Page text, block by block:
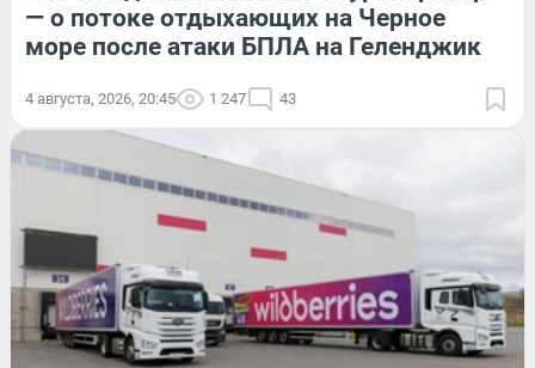
— о потоке отдыхающих на Черное
море после атаки БПЛА на Геленджик
4 августа, 2026, 20:45 1 247 43